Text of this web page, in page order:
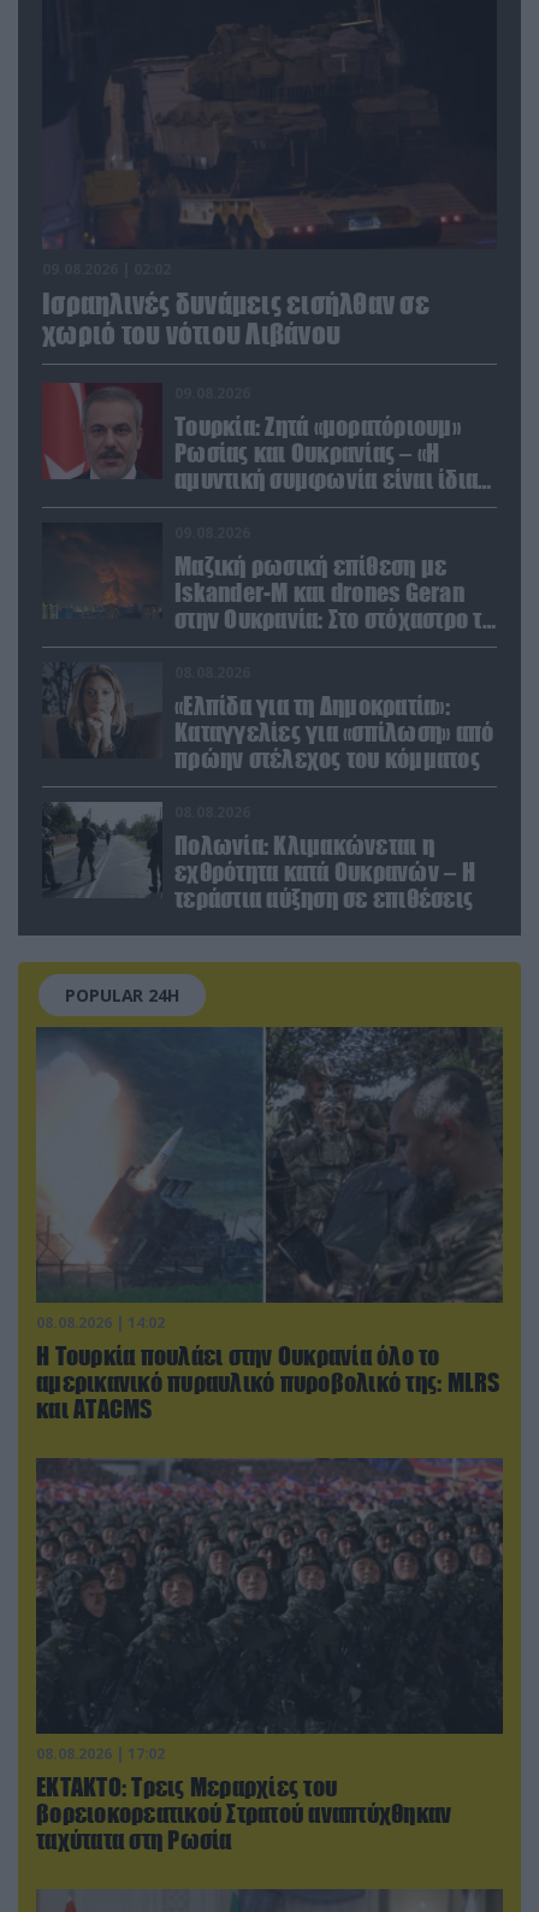
Ισραηλινές δυνάμεις εισήλθαν σε
χωριό του νότιου Λιβάνου
Τουρκία: Ζητά «μορατόριουμ»
Ρωσίας και Ουκρανίας – «Η
αμυντική συμφωνία είναι ίδια
με το άρθρο 5 του ΝΑΤΟ» (upd)
Μαζική ρωσική επίθεση με
Iskander-M και drones Geran
στην Ουκρανία: Στο στόχαστρο το
εργοστάσιο των Flamingo
«Ελπίδα για τη Δημοκρατία»:
Καταγγελίες για «σπίλωση» από
πρώην στέλεχος του κόμματος
Πολωνία: Κλιμακώνεται η
εχθρότητα κατά Ουκρανών – Η
τεράστια αύξηση σε επιθέσεις
POPULAR 24H
08.08.2026 | 14:02
Η Τουρκία πουλάει στην Ουκρανία όλο το
αμερικανικό πυραυλικό πυροβολικό της: MLRS
και ΑΤΑCMS
08.08.2026 | 17:02
ΕΚΤΑΚΤΟ: Τρεις Μεραρχίες του
βορειοκορεατικού Στρατού αναπτύχθηκαν
ταχύτατα στη Ρωσία